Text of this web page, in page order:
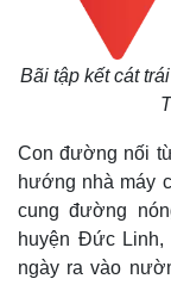
Bãi tập kết cát
Con đường nối
hướng nhà máy
cung đường
huyện Đức
ngày ra vào